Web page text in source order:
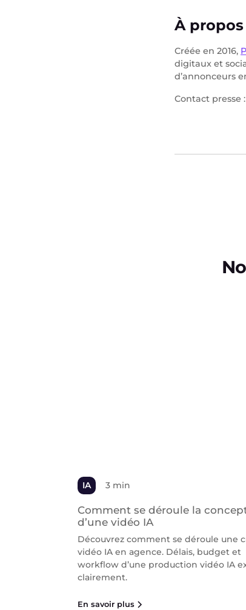
À propos
Créée en 2016,
digitaux et
d’annonceurs
Contact presse :
IA 3 min
Comment se déroule la
d’une vidéo IA
Découvrez comment se déroule une
vidéo IA en agence. Délais, budget et
workflow d’une production vidéo IA
clairement.
En savoir plus